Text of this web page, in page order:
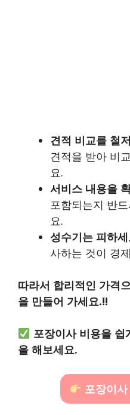
견적 비교를 철
견적을 받아 비
요.
서비스 내용을
포함되는지 반
요.
성수기는 피하
사하는 것이 경
따라서 합리적인 가격
을 만들어 가세요.!!
포장이사 비용을 쉽
을 해보세요.
포장이